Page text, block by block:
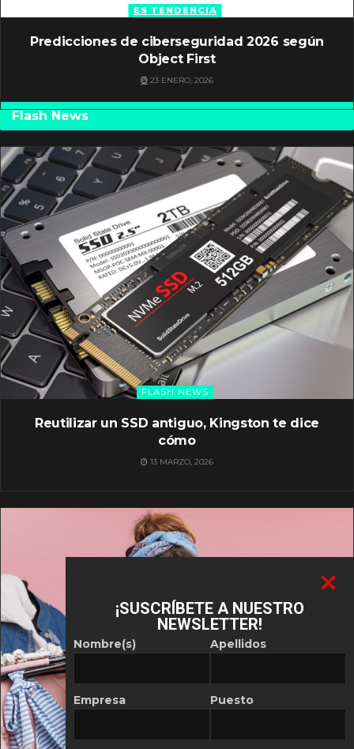
ES TENDENCIA
Predicciones de ciberseguridad 2026 según
Object First
23 ENERO, 2026
Flash News
FLASH NEWS
Reutilizar un SSD antiguo, Kingston te dice
cómo
13 MARZO, 2026
¡SUSCRÍBETE A NUESTRO
NEWSLETTER!
Nombre(s)
Empresa
Apellidos
Puesto